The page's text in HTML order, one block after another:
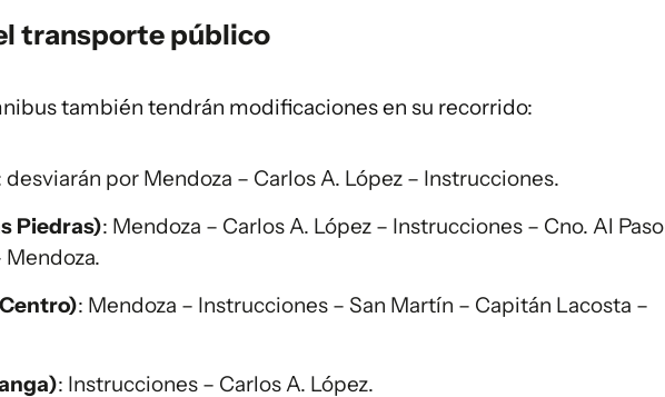
transporte público
también tendrán modificaciones en su recorrido:
desviarán por Mendoza – Carlos A. López – Instrucciones.
Piedras): Mendoza – Carlos A. López – Instrucciones – Cno. Al Paso
: Mendoza – Instrucciones – San Martín – Capitán Lacosta –
: Instrucciones – Carlos A. López.